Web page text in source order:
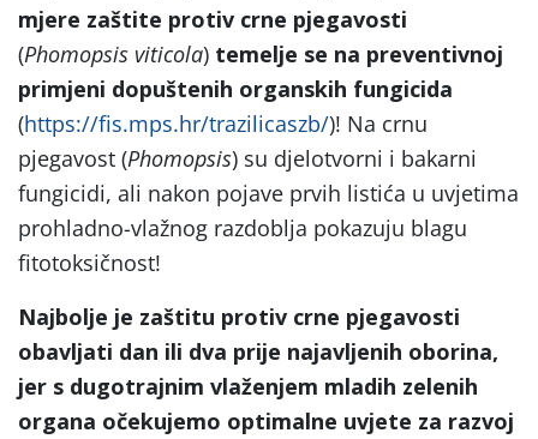
mjere zaštite protiv crne pjegavosti
(Phomopsis viticola) temelje se na preventivnoj
primjeni dopuštenih organskih fungicida
(https://fis.mps.hr/trazilicaszb/)! Na crnu
pjegavost (Phomopsis) su djelotvorni i bakarni
fungicidi, ali nakon pojave prvih listića u uvjetima
prohladno-vlažnog razdoblja pokazuju blagu
fitotoksičnost!
Najbolje je zaštitu protiv crne pjegavosti
obavljati dan ili dva prije najavljenih oborina,
jer s dugotrajnim vlaženjem mladih zelenih
organa očekujemo optimalne uvjete za razvoj